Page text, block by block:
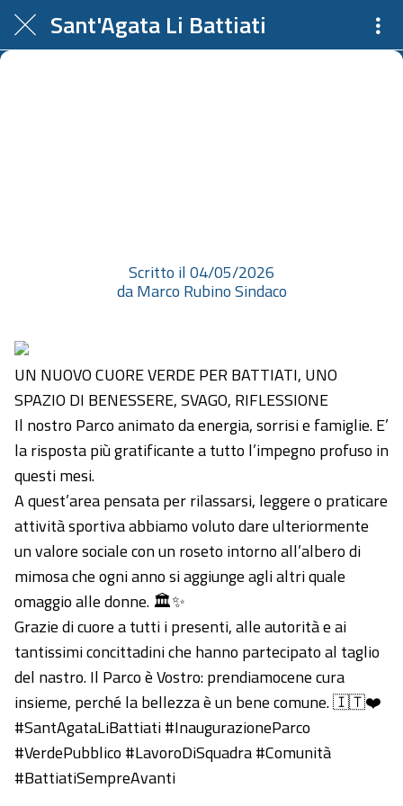
Sant'Agata Li Battiati
Scritto il 04/05/2026
da Marco Rubino Sindaco
UN NUOVO CUORE VERDE PER BATTIATI, UNO
SPAZIO DI BENESSERE, SVAGO, RIFLESSIONE
Il nostro Parco animato da energia, sorrisi e famiglie. E’
la risposta più gratificante a tutto l’impegno profuso in
questi mesi.
A quest’area pensata per rilassarsi, leggere o praticare
attività sportiva abbiamo voluto dare ulteriormente
un valore sociale con un roseto intorno all’albero di
mimosa che ogni anno si aggiunge agli altri quale
omaggio alle donne. 🏛️✨
Grazie di cuore a tutti i presenti, alle autorità e ai
tantissimi concittadini che hanno partecipato al taglio
del nastro. Il Parco è Vostro: prendiamocene cura
insieme, perché la bellezza è un bene comune. 🇮🇹❤️
#SantAgataLiBattiati #InaugurazioneParco
#VerdePubblico #LavoroDiSquadra #Comunità
#BattiatiSempreAvanti